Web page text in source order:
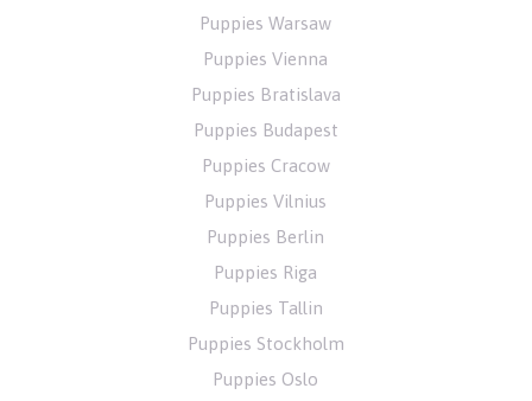
Puppies Warsaw
Puppies Vienna
Puppies Bratislava
Puppies Budapest
Puppies Cracow
Puppies Vilnius
Puppies Berlin
Puppies Riga
Puppies Tallin
Puppies Stockholm
Puppies Oslo